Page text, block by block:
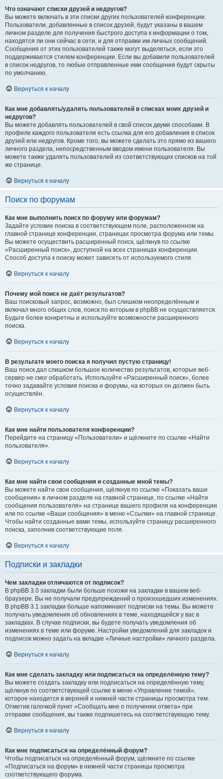
Что означают списки друзей и недругов?
Вы можете включать в эти списки других пользователей конференции.
Пользователи, добавленные в список друзей, будут указаны в вашем
личном разделе для получения быстрого доступа к информации о том,
находятся ли они сейчас в сети, и для отправки им личных сообщений.
Сообщения от этих пользователей также могут выделяться, если это
поддерживается стилем конференции. Если вы добавили пользователей
в список недругов, то любые отправленные ими сообщения будут скрыты
по умолчанию.
Вернуться к началу
Как мне добавлять/удалять пользователей в списках моих друзей и
недругов?
Вы можете добавлять пользователей в свой список двумя способами. В
профиле каждого пользователя есть ссылка для его добавления в список
друзей или недругов. Кроме того, вы можете сделать это прямо из вашего
личного раздела, непосредственным вводом имени пользователя. Вы
можете также удалять пользователей из соответствующих списков на той
же странице.
Вернуться к началу
Поиск по форумам
Как мне выполнить поиск по форуму или форумам?
Задайте условие поиска в соответствующем поле, расположенном на
главной странице конференции, страницах просмотра форума или темы.
Вы можете осуществить расширенный поиск, щёлкнув по ссылке
«Расширенный поиск», доступной на всех страницах конференции.
Способ доступа к поиску может зависеть от используемого стиля.
Вернуться к началу
Почему мой поиск не даёт результатов?
Ваш поисковый запрос, возможно, был слишком неопределённым и
включал много общих слов, поиск по которым в phpBB не осуществляется.
Будьте более конкретны и используйте возможности расширенного
поиска.
Вернуться к началу
В результате моего поиска я получил пустую страницу!
Ваш поиск дал слишком большое количество результатов, которые веб-
сервер не смог обработать. Используйте «Расширенный поиск», более
точно задавайте условия поиска и форумы, на которых он должен быть
осуществлён.
Вернуться к началу
Как мне найти пользователя конференции?
Перейдите на страницу «Пользователи» и щёлкните по ссылке «Найти
пользователя».
Вернуться к началу
Как мне найти свои сообщения и созданные мной темы?
Вы можете найти свои сообщения, щёлкнув по ссылке «Показать ваши
сообщения» в личном разделе на главной странице, по ссылке «Найти
сообщения пользователя» на странице вашего профиля на конференции
или по ссылке «Ваши сообщения» в меню «Ссылки» на главной странице.
Чтобы найти созданные вами темы, используйте страницу расширенного
поиска, заполнив соответствующие поля.
Вернуться к началу
Подписки и закладки
Чем закладки отличаются от подписок?
В phpBB 3.0 закладки были больше похожи на закладки в вашем веб-
браузере. Вы не получали предупреждений о произошедших изменениях.
В phpBB 3.1 закладки больше напоминают подписки на темы. Вы можете
получать уведомления об обновлениях в теме, находящейся у вас в
закладках. В случае подписки, вы будете получать уведомления об
изменениях в теме или форуме. Настройки уведомлений для закладок и
подписок можно задать на вкладке «Личные настройки» личного раздела.
Вернуться к началу
Как мне сделать закладку или подписаться на определённую тему?
Вы можете создать закладку или подписаться на определённую тему,
щёлкнув по соответствующей ссылке в меню «Управление темой»,
которое находится в верхней и нижней части страницы просмотра тем.
Отметив галочкой пункт «Сообщать мне о получении ответа» при
отправке сообщения, вы также подпишетесь на соответствующую тему.
Вернуться к началу
Как мне подписаться на определённый форум?
Чтобы подписаться на определённый форум, щёлкните по ссылке
«Подписаться на форум» в нижней части страницы просмотра
соответствующего форума.